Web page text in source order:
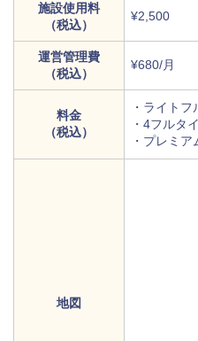
施設使用料
（税込）
¥2,500
運営管理費
（税込）
¥680/月
料金
（税込）
・ライト
・4フルタ
・プレミ
地図